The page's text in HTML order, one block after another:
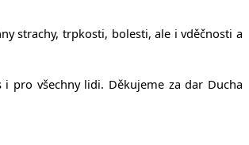
strachy, trpkosti, bolesti, ale i vděčnosti a
pro všechny lidi. Děkujeme za dar Ducha